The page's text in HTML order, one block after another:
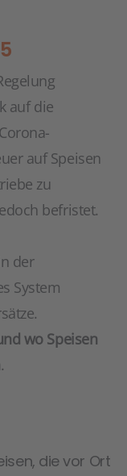
auf die
auf Speisen
zu
befristet.
der
System
wo Speisen
.
die vor Ort